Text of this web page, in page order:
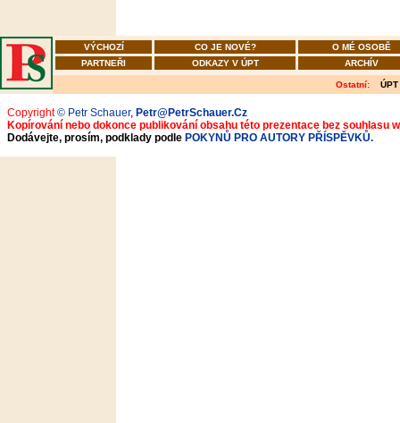
VÝCHOZÍ CO JE NOVÉ?
O MÉ OSOBĚ
PARTNEŘI
ODKAZY V ÚPT ARCHÍV
Ostatní: ÚPT
Copyright© Petr Schauer, Petr@PetrSchauer.Cz
Kopírování nebo dokonce publikování obsahu této prezentace bez souhlasu
Dodávejte, prosím, podklady podle POKYNŮ PRO AUTORY PŘÍSPĚVKŮ.